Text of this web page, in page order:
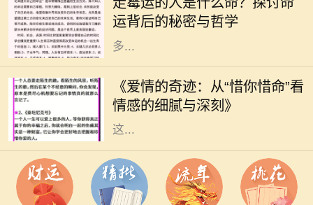
运背后的秘密与哲学
业、感情还是健康，似乎都在不断遭
遇挫折和不顺。这样的现象引发了许
多...
《爱情的奇迹：从“惜你惜命”看
情感的细腻与深刻》
在这个快节奏的时代，爱情似乎变得
越来越稀薄。然而，在某些情感的角
落，却依旧有一种深沉而细腻的情感
在悄然滋长。那就是“惜你惜命”。
这...